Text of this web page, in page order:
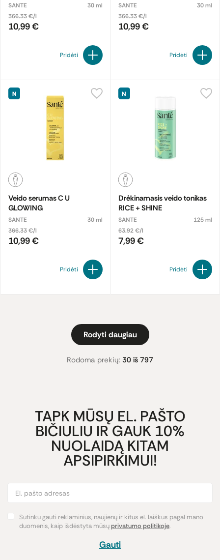
SANTE
30 ml
366.33 €/l
10,99 €
Pridėti
SANTE
30 ml
366.33 €/l
10,99 €
Pridėti
N
Veido serumas C U
GLOWING
SANTE
30 ml
366.33 €/l
10,99 €
Pridėti
N
Drėkinamasis veido tonikas
RICE + SHINE
SANTE
125 ml
63.92 €/l
7,99 €
Pridėti
Rodyti daugiau
Rodoma prekių: 30 iš 797
TAPK MŪSŲ EL. PAŠTO
BIČIULIU IR GAUK 10%
NUOLAIDĄ KITAM
APSIPIRKIMUI!
Sutinku gauti reklaminius, naujienų ir kitus el. laiškus pagal mano
duomenis, kaip išdėstyta mūsųprivatumo politikoje.
Gauti